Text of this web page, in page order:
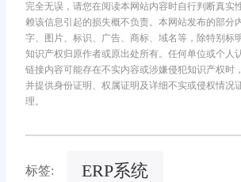
完全无误，请您在阅读本网站内容时自行判断真实
赖该信息引起的损失概不负责。本网站发布的部分
字、图片、标识、广告、商标、域名等，除特别标
知识产权归原作者或原出处所有。任何单位或个人
链接内容可能存在不实内容或涉嫌侵犯知识产权时
并提供身份证明、权属证明及详细不实或侵权情况
理。
标签: ERP系统